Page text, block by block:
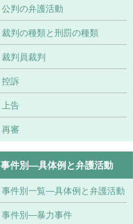
公判の弁護活動
裁判の種類と刑罰の種類
裁判員裁判
控訴
上告
再審
事件別―具体例と弁護活動
事件別一覧―具体例と弁護活動
事件別―暴力事件